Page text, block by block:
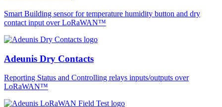
Smart Building sensor for temperature humidity button and dry
contact input over LoRaWAN™
Adeunis Dry Contacts
Reporting Status and Controlling relays inputs/outputs over
LoRaWAN™